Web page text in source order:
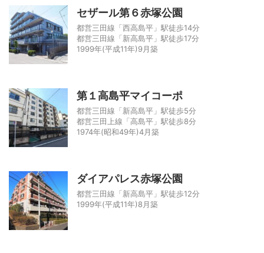
セザール第６赤塚公園
都営三田線「西高島平」駅徒歩14分
都営三田線「新高島平」駅徒歩17分
1999年(平成11年)9月築
第１高島平マイコーポ
都営三田線「新高島平」駅徒歩5分
都営三田上線「高島平」駅徒歩8分
1974年(昭和49年)4月築
ダイアパレス赤塚公園
都営三田線「新高島平」駅徒歩12分
1999年(平成11年)8月築